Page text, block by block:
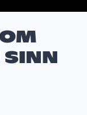
SINN